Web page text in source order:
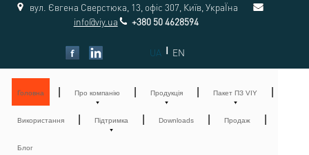
вул. Євгена Сверстюка, 13, офіс 307, Київ, УкраЇна
info@viy.ua
+380 50 4628594
UA | EN
Головна Про компанію Продукція Пакет ПЗ VIY
Використання Підтримка Downloads Продаж
Блог